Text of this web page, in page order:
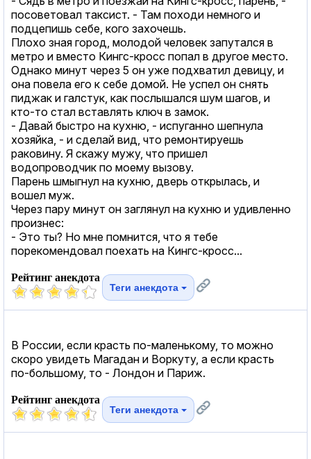
посоветовал таксист. - Там походи немного и
подцепишь себе, кого захочешь.
Плохо зная город, молодой человек запутался в
метро и вместо Кингс-кросс попал в другое место.
Однако минут через 5 он уже подхватил девицу, и
она повела его к себе домой. Не успел он снять
пиджак и галстук, как послышался шум шагов, и
кто-то стал вставлять ключ в замок.
- Давай быстро на кухню, - испуганно шепнула
хозяйка, - и сделай вид, что ремонтируешь
раковину. Я скажу мужу, что пришел
водопроводчик по моему вызову.
Парень шмыгнул на кухню, дверь открылась, и
вошел муж.
Через пару минут он заглянул на кухню и удивленно
произнес:
- Это ты? Но мне помнится, что я тебе
порекомендовал поехать на Кингс-кросс...
Рейтинг анекдота
Теги анекдота
В России, если красть по-маленькому, то можно
скоро увидеть Магадан и Воркуту, а если красть
по-большому, то - Лондон и Париж.
Рейтинг анекдота
Теги анекдота